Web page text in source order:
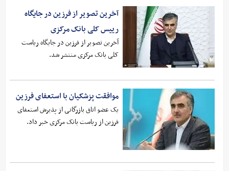
آخرین تصویر از فرزین در جایگاه
رییس کلی بانک مرکزی
آخرین تصویر از فرزین در جایگاه ریاست
کلی بانک مرکزی منتشر شد.
موافقت پزشکیان با استعفای فرزین
یک عضو اتاق بازرگانی از پذیرش استعفای
فرزین از ریاست بانک مرکزی خبر داد.